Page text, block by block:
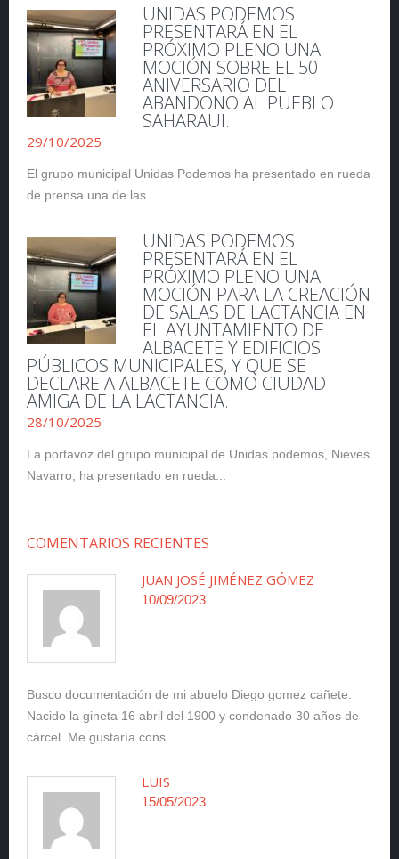
UNIDAS PODEMOS
PRESENTARÁ EN EL
PRÓXIMO PLENO UNA
MOCIÓN SOBRE EL 50
ANIVERSARIO DEL
ABANDONO AL PUEBLO
SAHARAUI.
29/10/2025
El grupo municipal Unidas Podemos ha presentado en rueda
de prensa una de las...
UNIDAS PODEMOS
PRESENTARÁ EN EL
PRÓXIMO PLENO UNA
MOCIÓN PARA LA CREACIÓN
DE SALAS DE LACTANCIA EN
EL AYUNTAMIENTO DE
ALBACETE Y EDIFICIOS
PÚBLICOS MUNICIPALES, Y QUE SE
DECLARE A ALBACETE COMO CIUDAD
AMIGA DE LA LACTANCIA.
28/10/2025
La portavoz del grupo municipal de Unidas podemos, Nieves
Navarro, ha presentado en rueda...
COMENTARIOS RECIENTES
JUAN JOSÉ JIMÉNEZ GÓMEZ
10/09/2023
Busco documentación de mi abuelo Diego gomez cañete.
Nacido la gineta 16 abril del 1900 y condenado 30 años de
cárcel. Me gustaría cons...
LUIS
15/05/2023